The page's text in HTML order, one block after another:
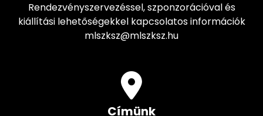
Rendezvényszervezéssel, szponzorációval és
kiállítási lehetőségekkel kapcsolatos információk
mlszksz@mlszksz.hu
Címünk